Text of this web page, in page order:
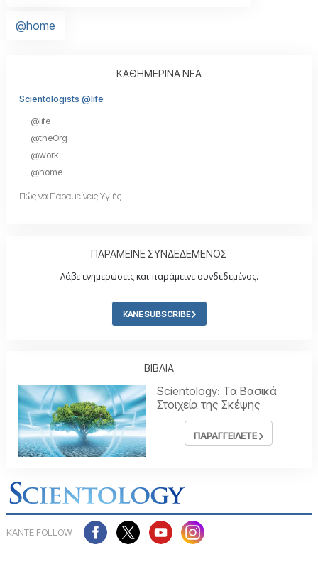
@home
ΚΑΘΗΜΕΡΙΝΑ ΝΕΑ
Scientologists @life
@life
@theOrg
@work
@home
Πώς να Παραμείνεις Υγιής
ΠΑΡΑΜΕΙΝΕ ΣΥΝΔΕΔΕΜΕΝΟΣ
Λάβε ενημερώσεις και παράμεινε συνδεδεμένος.
ΚΑΝΕ SUBSCRIBE
ΒΙΒΛΙΑ
Scientology: Τα Βασικά
Στοιχεία της Σκέψης
ΠΑΡΑΓΓΕΙΛΕΤΕ
ΚΑΝΤΕ FOLLOW